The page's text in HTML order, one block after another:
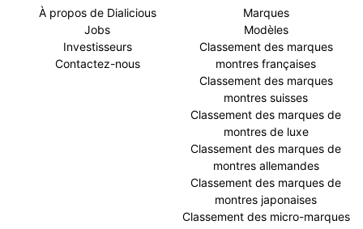
À propos de Dialicious
Jobs
Investisseurs
Contactez-nous
Marques
Modèles
Classement des marques
montres françaises
Classement des marques
montres suisses
Classement des marques de
montres de luxe
Classement des marques de
montres allemandes
Classement des marques de
montres japonaises
Classement des micro-marques